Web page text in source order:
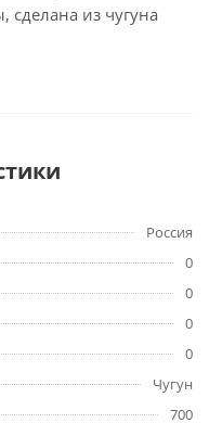
из чугуна
Россия
0
0
0
0
Чугун
700